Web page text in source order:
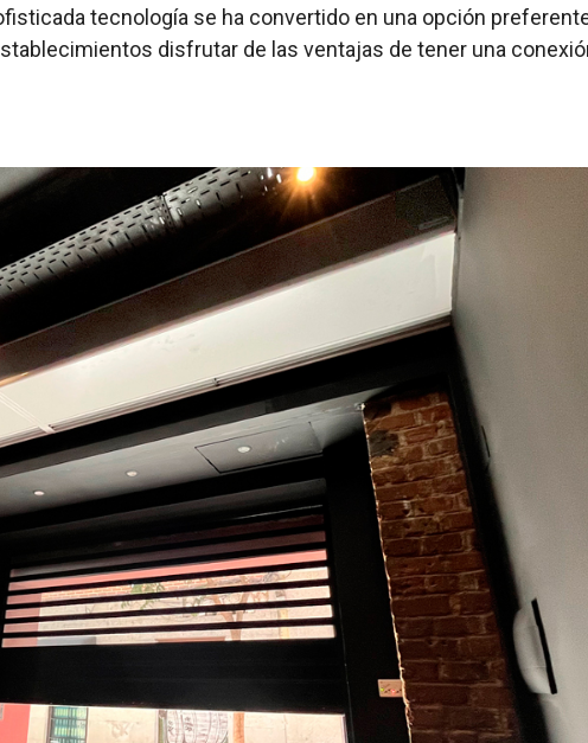
tecnología se ha convertido en una opción
disfrutar de las ventajas de tener una